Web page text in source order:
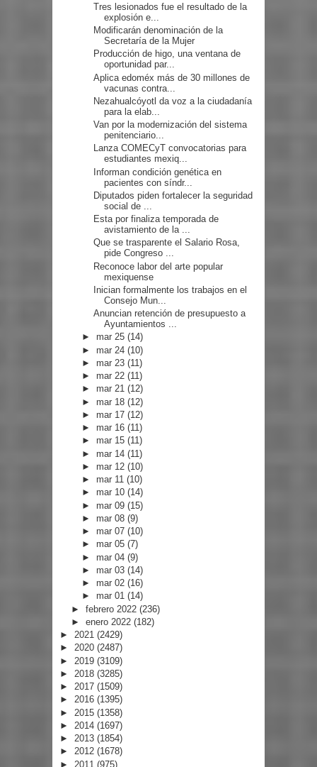
Tres lesionados fue el resultado de la
explosión e...
Modificarán denominación de la
Secretaría de la Mujer
Producción de higo, una ventana de
oportunidad par...
Aplica edoméx más de 30 millones de
vacunas contra...
Nezahualcóyotl da voz a la ciudadanía
para la elab...
Van por la modernización del sistema
penitenciario...
Lanza COMECyT convocatorias para
estudiantes mexiq...
Informan condición genética en
pacientes con síndr...
Diputados piden fortalecer la seguridad
social de ...
Esta por finaliza temporada de
avistamiento de la ...
Que se trasparente el Salario Rosa,
pide Congreso ...
Reconoce labor del arte popular
mexiquense
Inician formalmente los trabajos en el
Consejo Mun...
Anuncian retención de presupuesto a
Ayuntamientos ...
► mar 25(14)
► mar 24(10)
► mar 23(11)
► mar 22(11)
► mar 21(12)
► mar 18(12)
► mar 17(12)
► mar 16(11)
► mar 15(11)
► mar 14(11)
► mar 12(10)
► mar 11(10)
► mar 10(14)
► mar 09(15)
► mar 08(9)
► mar 07(10)
► mar 05(7)
► mar 04(9)
► mar 03(14)
► mar 02(16)
► mar 01(14)
► febrero 2022 (236)
► enero 2022 (182)
► 2021 (2429)
► 2020 (2487)
► 2019 (3109)
► 2018 (3285)
► 2017 (1509)
► 2016 (1395)
► 2015 (1358)
► 2014 (1697)
► 2013 (1854)
► 2012 (1678)
► 2011 (975)